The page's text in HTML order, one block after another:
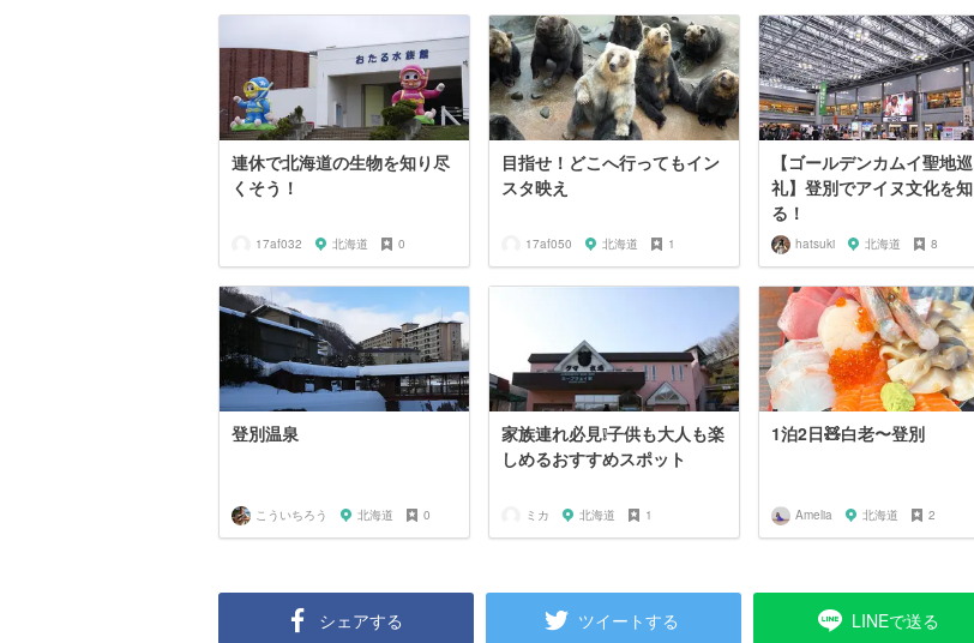
連休で北海道の生物を知り尽
くそう！
17af032 北海道 0
目指せ！どこへ行ってもイン
スタ映え
17af050 北海道 1
【ゴールデンカムイ聖地巡
礼】登別でアイヌ文化を知
る！
hatsuki 北海道 8
登別温泉
こういちろう 北海道 0
家族連れ必見❕子供も大人も楽
しめるおすすめスポット
ミカ 北海道 1
1泊2日🧸白老〜登別
Amelia 北海道 2
シェアする ツイートする LINEで送る